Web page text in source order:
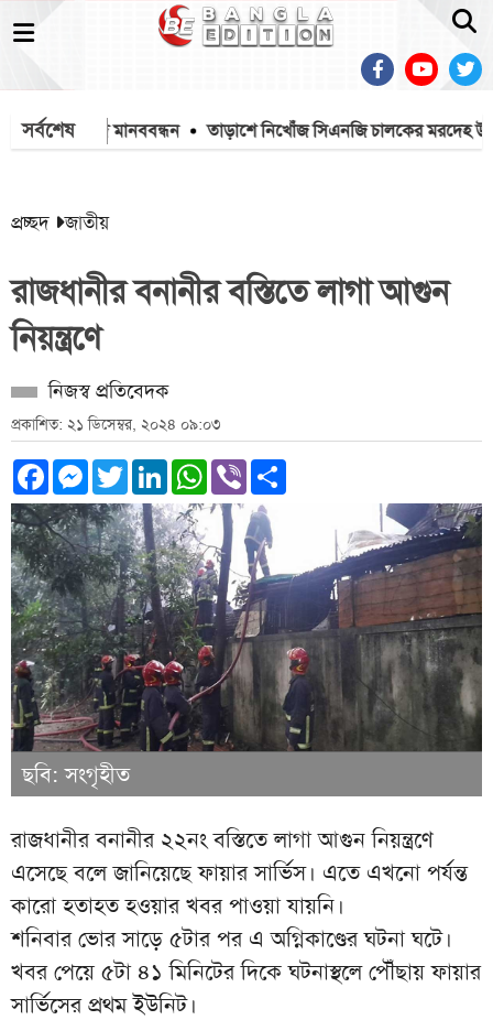
সর্বশেষ
প্রতিবাদে মানববন্ধন তাড়াশে নিখোঁজ সিএনজি চালকের মরদেহ উদ্ধার
প্রচ্ছদ জাতীয়
রাজধানীর বনানীর বস্তিতে লাগা আগুন
নিয়ন্ত্রণে
নিজস্ব প্রতিবেদক
প্রকাশিত: ২১ ডিসেম্বর, ২০২৪ ০৯:০৩
Facebook
Messenger
TwitterLinkedInWhatsApp
Viber
ছবি: সংগৃহীত
রাজধানীর বনানীর ২২নং বস্তিতে লাগা আগুন নিয়ন্ত্রণে
এসেছে বলে জানিয়েছে ফায়ার সার্ভিস। এতে এখনো পর্যন্ত
কারো হতাহত হওয়ার খবর পাওয়া যায়নি।
শনিবার ভোর সাড়ে ৫টার পর এ অগ্নিকাণ্ডের ঘটনা ঘটে।
খবর পেয়ে ৫টা ৪১ মিনিটের দিকে ঘটনাস্থলে পৌঁছায় ফায়ার
সার্ভিসের প্রথম ইউনিট।